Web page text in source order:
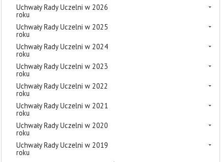
Uchwały Rady Uczelni w 2026
roku
Uchwały Rady Uczelni w 2025
roku
Uchwały Rady Uczelni w 2024
roku
Uchwały Rady Uczelni w 2023
roku
Uchwały Rady Uczelni w 2022
roku
Uchwały Rady Uczelni w 2021
roku
Uchwały Rady Uczelni w 2020
roku
Uchwały Rady Uczelni w 2019
roku